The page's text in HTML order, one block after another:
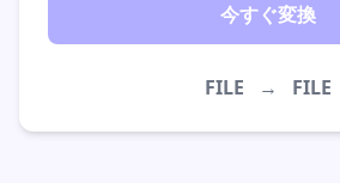
今すぐ変換
FILE → FILE